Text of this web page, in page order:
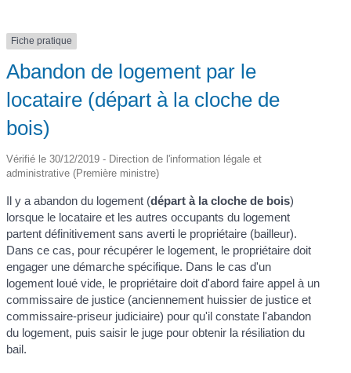
Fiche pratique
Abandon de logement par le
locataire (départ à la cloche de
bois)
Vérifié le 30/12/2019 - Direction de l'information légale et
administrative (Première ministre)
Il y a abandon du logement (départ à la cloche de bois)
lorsque le locataire et les autres occupants du logement
partent définitivement sans averti le propriétaire (bailleur).
Dans ce cas, pour récupérer le logement, le propriétaire doit
engager une démarche spécifique. Dans le cas d'un
logement loué vide, le propriétaire doit d'abord faire appel à un
commissaire de justice (anciennement huissier de justice et
commissaire-priseur judiciaire) pour qu'il constate l'abandon
du logement, puis saisir le juge pour obtenir la résiliation du
bail.